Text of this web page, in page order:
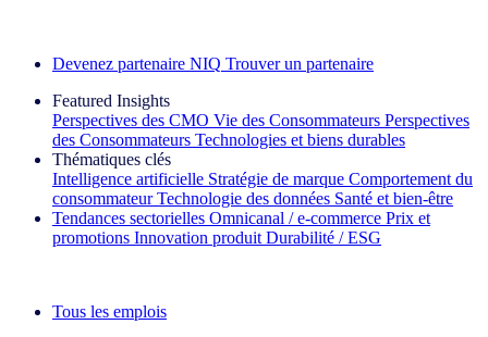
Devenez partenaire NIQ Trouver un partenaire
Featured Insights
Perspectives des CMO Vie des Consommateurs Perspectives
des Consommateurs Technologies et biens durables
Thématiques clés
Intelligence artificielle Stratégie de marque Comportement du
consommateur Technologie des données Santé et bien‑être
Tendances sectorielles Omnicanal / e‑commerce Prix et
promotions Innovation produit Durabilité / ESG
Tous les emplois